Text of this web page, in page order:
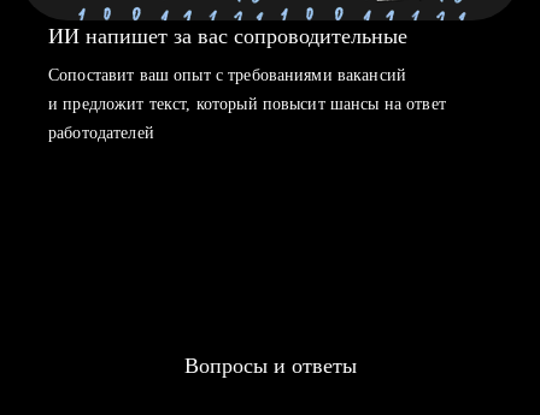
ИИ напишет за вас сопроводительные
Сопоставит ваш опыт с требованиями вакансий
и предложит текст, который повысит шансы на ответ
работодателей
Вопросы и ответы